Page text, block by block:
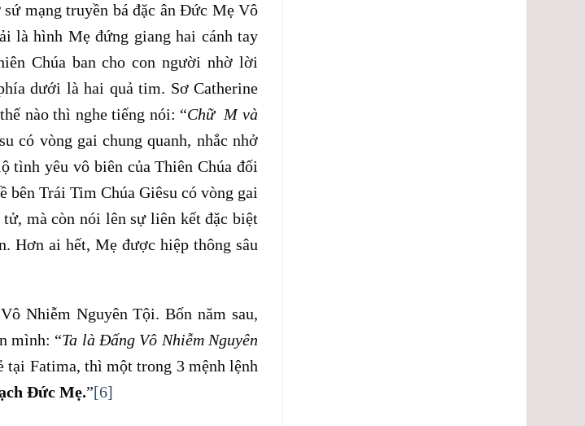
mạng truyền bá đặc ân Đức Mẹ Vô
là hình Mẹ đứng giang hai cánh tay
Chúa ban cho con người nhờ lời
dưới là hai quả tim. Sơ Catherine
nào thì nghe tiếng nói: “Chữ M và
có vòng gai chung quanh, nhắc nhở
tình yêu vô biên của Thiên Chúa đối
Trái Tim Chúa Giêsu có vòng gai
mà còn nói lên sự liên kết đặc biệt
Hơn ai hết, Mẹ được hiệp thông sâu
Nhiễm Nguyên Tội. Bốn năm sau,
mình: “Ta là Đấng Vô Nhiễm Nguyên
tại Fatima, thì một trong 3 mệnh lệnh
Đức Mẹ.”[6]